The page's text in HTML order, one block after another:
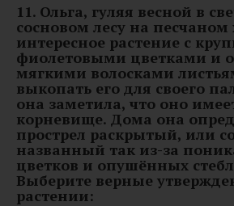
11. Ольга, гуляя весной в
сосновом лесу на
интересное растение с
фиолетовыми цветками и
мягкими волосками
выкопать его для своего
она заметила, что оно
корневище. Дома она
прострел раскрытый, или
названный так из-за
цветков и опушённых
Выберите верные
растении: